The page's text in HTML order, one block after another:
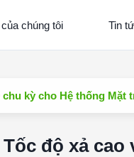
chúng tôi Tin
kỳ cho Hệ thống Mặt
độ xả